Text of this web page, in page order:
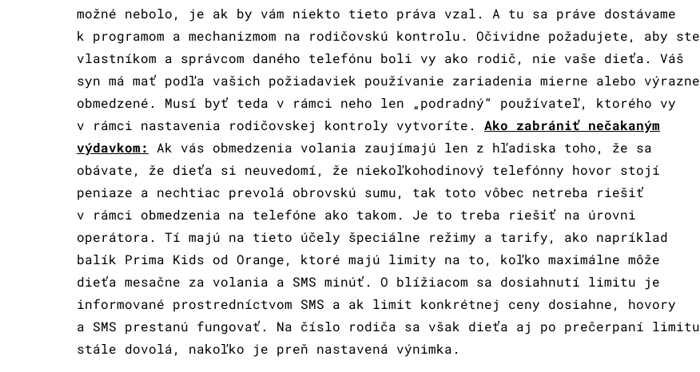
možné nebolo, je ak by vám niekto tieto práva vzal. A tu sa práve dostávame
k programom a mechanizmom na rodičovskú kontrolu. Očividne požadujete, aby ste
vlastníkom a správcom daného telefónu boli vy ako rodič, nie vaše dieťa. Váš
syn má mať podľa vašich požiadaviek používanie zariadenia mierne alebo výrazne
obmedzené. Musí byť teda v rámci neho len „podradný“ používateľ, ktorého vy
v rámci nastavenia rodičovskej kontroly vytvoríte. Ako zabrániť nečakaným
výdavkom:
Ak vás obmedzenia volania zaujímajú len z hľadiska toho, že sa
obávate, že dieťa si neuvedomí, že niekoľkohodinový telefónny hovor stojí
peniaze a nechtiac prevolá obrovskú sumu, tak toto vôbec netreba riešiť
v rámci obmedzenia na telefóne ako takom. Je to treba riešiť na úrovni
operátora. Tí majú na tieto účely špeciálne režimy a tarify, ako napríklad
balík Prima Kids od Orange, ktoré majú limity na to, koľko maximálne môže
dieťa mesačne za volania a SMS minúť. O blížiacom sa dosiahnutí limitu je
informované prostredníctvom SMS a ak limit konkrétnej ceny dosiahne, hovory
a SMS prestanú fungovať. Na číslo rodiča sa však dieťa aj po prečerpaní limitu
stále dovolá, nakoľko je preň nastavená výnimka.